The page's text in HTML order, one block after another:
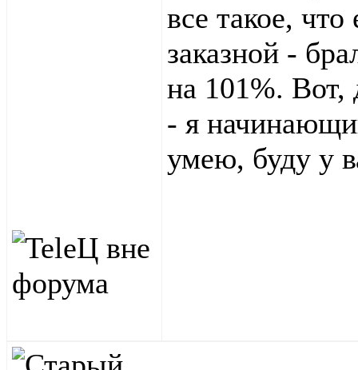
все такое,
заказной -
на 101%. Вот,
- я
умею, буду у